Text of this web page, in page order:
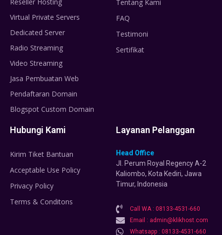
Virtual Private Servers
Dedicated Server
Radio Streaming
Video Streaming
Jasa Pembuatan Web
Pendaftaran Domain
Blogspot Custom Domain
Tentang Kami
FAQ
Testimoni
Sertifikat
Hubungi Kami
Kirim Tiket Bantuan
Acceptable Use Policy
Privacy Policy
Terms & Conditons
Layanan Pelanggan
Head Office
Jl. Perum Royal Regency A-2
Kaliombo, Kota Kediri, Jawa
Timur, Indonesia
Call WA : 08133-4531-660
Email : admin@klikhost.com
Whatsapp : 08133-4531-660